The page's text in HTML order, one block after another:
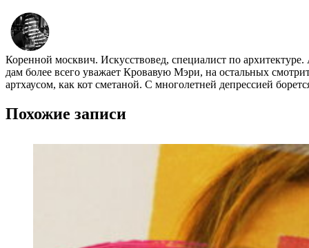
Коренной москвич. Искусствовед, специалист по
дам более всего уважает Кровавую Мэри, на остальных
артхаусом, как кот сметаной. С многолетней депрессией
Похожие записи